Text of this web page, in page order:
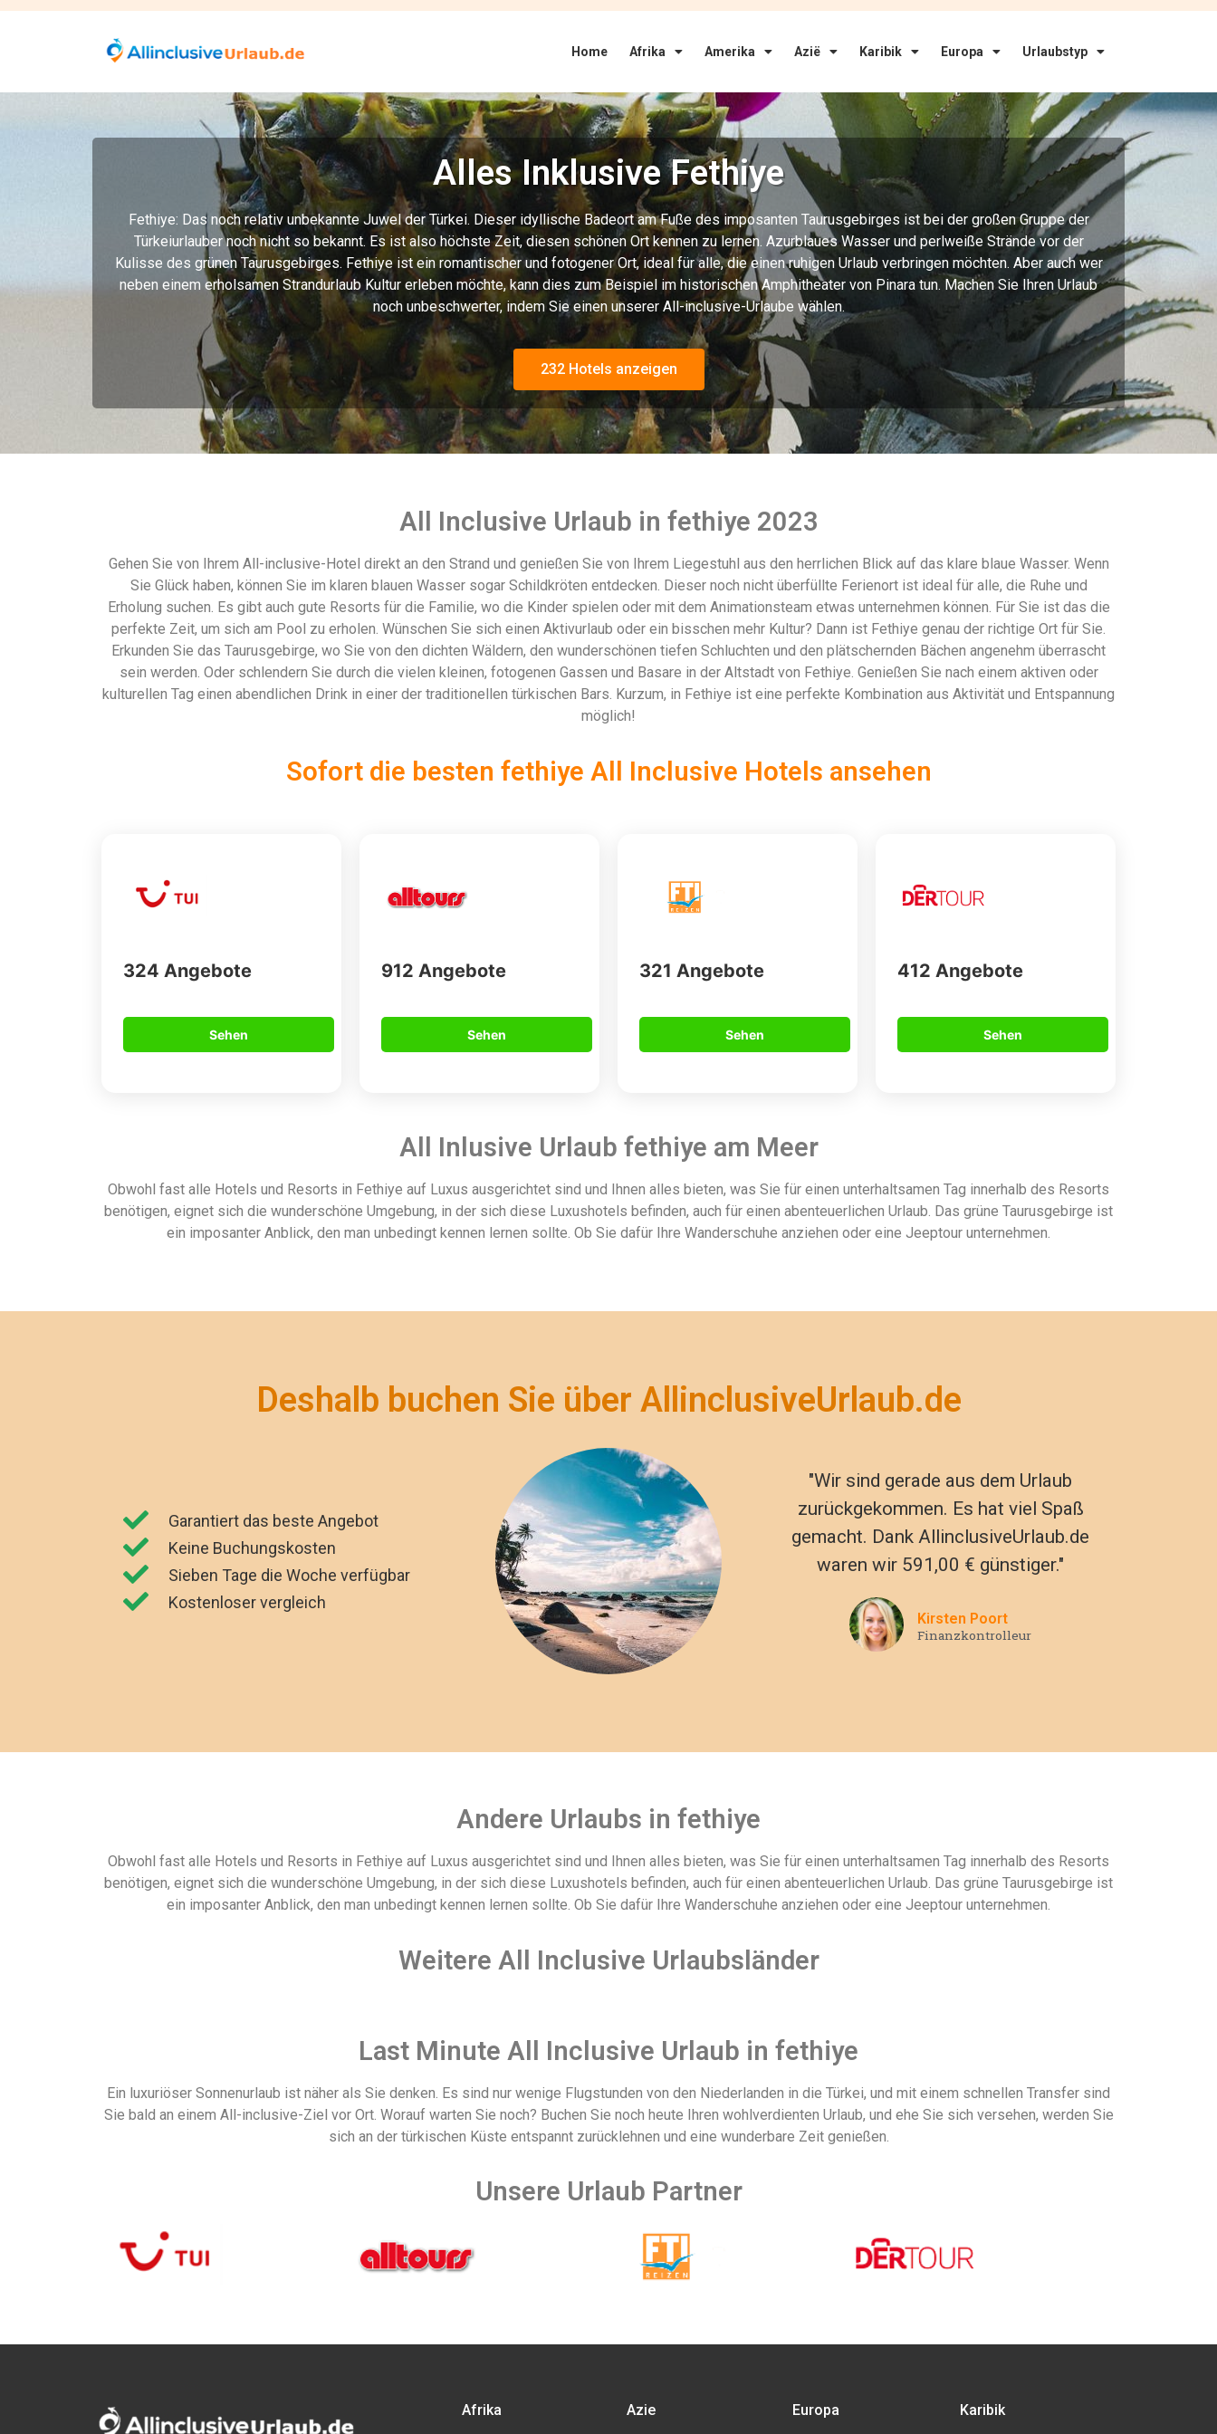
Home Afrika Amerika Azië Karibik Europa Urlaubstyp
Alles Inklusive Fethiye
Fethiye: Das noch relativ unbekannte Juwel der Türkei. Dieser idyllische Badeort am Fuße des imposanten Taurusgebirges ist bei der großen Gruppe der
Türkeiurlauber noch nicht so bekannt. Es ist also höchste Zeit, diesen schönen Ort kennen zu lernen. Azurblaues Wasser und perlweiße Strände vor der
Kulisse des grünen Taurusgebirges. Fethiye ist ein romantischer und fotogener Ort, ideal für alle, die einen ruhigen Urlaub verbringen möchten. Aber auch wer
neben einem erholsamen Strandurlaub Kultur erleben möchte, kann dies zum Beispiel im historischen Amphitheater von Pinara tun. Machen Sie Ihren Urlaub
noch unbeschwerter, indem Sie einen unserer All-inclusive-Urlaube wählen.
232 Hotels anzeigen
All Inclusive Urlaub in fethiye 2023
Gehen Sie von Ihrem All-inclusive-Hotel direkt an den Strand und genießen Sie von Ihrem Liegestuhl aus den herrlichen Blick auf das klare blaue Wasser. Wenn
Sie Glück haben, können Sie im klaren blauen Wasser sogar Schildkröten entdecken. Dieser noch nicht überfüllte Ferienort ist ideal für alle, die Ruhe und
Erholung suchen. Es gibt auch gute Resorts für die Familie, wo die Kinder spielen oder mit dem Animationsteam etwas unternehmen können. Für Sie ist das die
perfekte Zeit, um sich am Pool zu erholen. Wünschen Sie sich einen Aktivurlaub oder ein bisschen mehr Kultur? Dann ist Fethiye genau der richtige Ort für Sie.
Erkunden Sie das Taurusgebirge, wo Sie von den dichten Wäldern, den wunderschönen tiefen Schluchten und den plätschernden Bächen angenehm überrascht
sein werden. Oder schlendern Sie durch die vielen kleinen, fotogenen Gassen und Basare in der Altstadt von Fethiye. Genießen Sie nach einem aktiven oder
kulturellen Tag einen abendlichen Drink in einer der traditionellen türkischen Bars. Kurzum, in Fethiye ist eine perfekte Kombination aus Aktivität und Entspannung
möglich!
Sofort die besten fethiye All Inclusive Hotels ansehen
324 Angebote
Sehen
912 Angebote
Sehen
321 Angebote
Sehen
412 Angebote
Sehen
All Inlusive Urlaub fethiye am Meer
Obwohl fast alle Hotels und Resorts in Fethiye auf Luxus ausgerichtet sind und Ihnen alles bieten, was Sie für einen unterhaltsamen Tag innerhalb des Resorts
benötigen, eignet sich die wunderschöne Umgebung, in der sich diese Luxushotels befinden, auch für einen abenteuerlichen Urlaub. Das grüne Taurusgebirge ist
ein imposanter Anblick, den man unbedingt kennen lernen sollte. Ob Sie dafür Ihre Wanderschuhe anziehen oder eine Jeeptour unternehmen.
Deshalb buchen Sie über AllinclusiveUrlaub.de
Garantiert das beste Angebot
Keine Buchungskosten
Sieben Tage die Woche verfügbar
Kostenloser vergleich
"Wir sind gerade aus dem Urlaub
zurückgekommen. Es hat viel Spaß
gemacht. Dank AllinclusiveUrlaub.de
waren wir 591,00 € günstiger."
Kirsten Poort
Finanzkontrolleur
Andere Urlaubs in fethiye
Obwohl fast alle Hotels und Resorts in Fethiye auf Luxus ausgerichtet sind und Ihnen alles bieten, was Sie für einen unterhaltsamen Tag innerhalb des Resorts
benötigen, eignet sich die wunderschöne Umgebung, in der sich diese Luxushotels befinden, auch für einen abenteuerlichen Urlaub. Das grüne Taurusgebirge ist
ein imposanter Anblick, den man unbedingt kennen lernen sollte. Ob Sie dafür Ihre Wanderschuhe anziehen oder eine Jeeptour unternehmen.
Weitere All Inclusive Urlaubsländer
Last Minute All Inclusive Urlaub in fethiye
Ein luxuriöser Sonnenurlaub ist näher als Sie denken. Es sind nur wenige Flugstunden von den Niederlanden in die Türkei, und mit einem schnellen Transfer sind
Sie bald an einem All-inclusive-Ziel vor Ort. Worauf warten Sie noch? Buchen Sie noch heute Ihren wohlverdienten Urlaub, und ehe Sie sich versehen, werden Sie
sich an der türkischen Küste entspannt zurücklehnen und eine wunderbare Zeit genießen.
Unsere Urlaub Partner
Afrika Azie Europa Karibik